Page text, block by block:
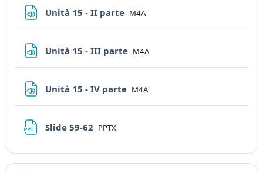
Unità 15 - II parte File
M4A
Unità 15 - III parte File
M4A
Unità 15 - IV parte File
M4A
Slide 59-62 File
PPTX